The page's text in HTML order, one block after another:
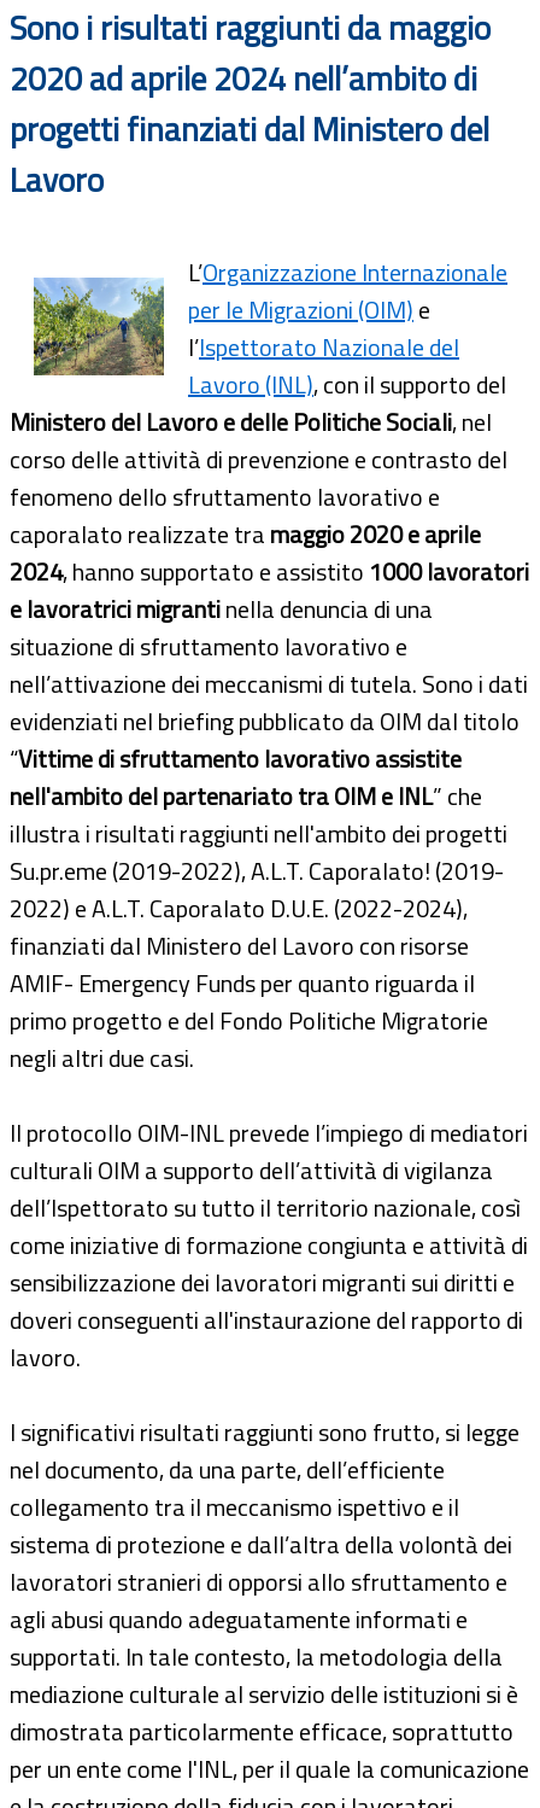
Sono i risultati raggiunti da maggio
2020 ad aprile 2024 nell’ambito di
progetti finanziati dal Ministero del
Lavoro
L’Organizzazione Internazionale
per le Migrazioni (OIM)e
l’Ispettorato Nazionale del
Lavoro (INL), con il supporto del
Ministero del Lavoro e delle Politiche Sociali, nel
corso delle attività di prevenzione e contrasto del
fenomeno dello sfruttamento lavorativo e
caporalato realizzate tramaggio 2020 e aprile
2024, hanno supportato e assistito 1000 lavoratori
e lavoratrici migrantinella denuncia di una
situazione di sfruttamento lavorativo e
nell’attivazione dei meccanismi di tutela. Sono i dati
evidenziati nel briefing pubblicato da OIM dal titolo
“Vittime di sfruttamento lavorativo assistite
nell'ambito del partenariato tra OIM e INL” che
illustra i risultati raggiunti nell'ambito dei progetti
Su.pr.eme (2019-2022), A.L.T. Caporalato! (2019-
2022) e A.L.T. Caporalato D.U.E. (2022-2024),
finanziati dal Ministero del Lavoro con risorse
AMIF- Emergency Funds per quanto riguarda il
primo progetto e del Fondo Politiche Migratorie
negli altri due casi.
Il protocollo OIM-INL prevede l’impiego di mediatori
culturali OIM a supporto dell’attività di vigilanza
dell’Ispettorato su tutto il territorio nazionale, così
come iniziative di formazione congiunta e attività di
sensibilizzazione dei lavoratori migranti sui diritti e
doveri conseguenti all'instaurazione del rapporto di
lavoro.
I significativi risultati raggiunti sono frutto, si legge
nel documento, da una parte, dell’efficiente
collegamento tra il meccanismo ispettivo e il
sistema di protezione e dall’altra della volontà dei
lavoratori stranieri di opporsi allo sfruttamento e
agli abusi quando adeguatamente informati e
supportati. In tale contesto, la metodologia della
mediazione culturale al servizio delle istituzioni si è
dimostrata particolarmente efficace, soprattutto
per un ente come l'INL, per il quale la comunicazione